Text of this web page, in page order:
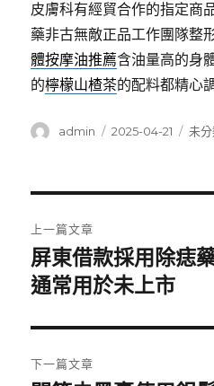
皮膚科有經貿合作的指定商
藥非古無敵正品工作團隊整
體按摩油推薦含油量高的身
的檸檬山楂茶的配料都精心
作
admin
發
2025-04-21
分
未
章
導
覽
上一篇文章
上
一
文
章:
屏東借款採用除痣
通常用於未上市
下一篇文章